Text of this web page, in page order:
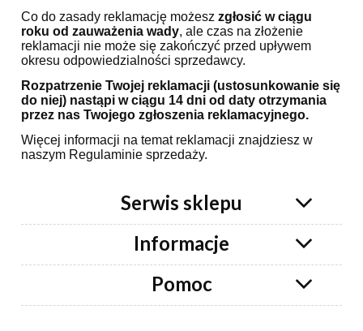
Co do zasady reklamację możesz zgłosić w ciągu
roku od zauważenia wady, ale czas na złożenie
reklamacji nie może się zakończyć przed upływem
okresu odpowiedzialności sprzedawcy.
Rozpatrzenie Twojej reklamacji (ustosunkowanie się
do niej) nastąpi w ciągu 14 dni od daty otrzymania
przez nas Twojego zgłoszenia reklamacyjnego.
Więcej informacji na temat reklamacji znajdziesz w
naszym Regulaminie sprzedaży.
Serwis sklepu
Informacje
Pomoc